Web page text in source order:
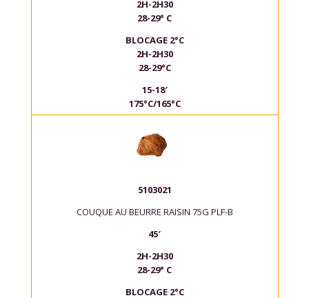
2H-2H30
28-29° C
BLOCAGE 2°C
2H-2H30
28-29°C
15-18′
175°C/165°C
5103021
COUQUE AU BEURRE RAISIN 75G PLF-B
45′
2H-2H30
28-29° C
BLOCAGE 2°C